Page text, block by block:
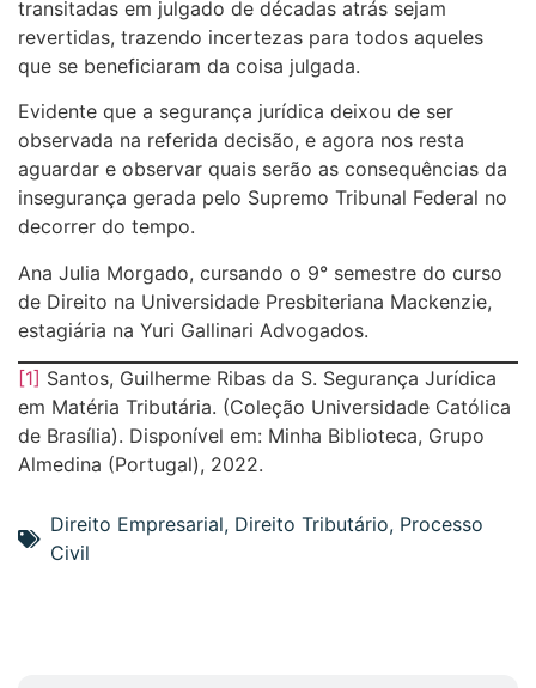
transitadas em julgado de décadas atrás sejam
revertidas, trazendo incertezas para todos aqueles
que se beneficiaram da coisa julgada.
Evidente que a segurança jurídica deixou de ser
observada na referida decisão, e agora nos resta
aguardar e observar quais serão as consequências da
insegurança gerada pelo Supremo Tribunal Federal no
decorrer do tempo.
Ana Julia Morgado, cursando o 9° semestre do curso
de Direito na Universidade Presbiteriana Mackenzie,
estagiária na Yuri Gallinari Advogados.
[1] Santos, Guilherme Ribas da S. Segurança Jurídica
em Matéria Tributária. (Coleção Universidade Católica
de Brasília). Disponível em: Minha Biblioteca, Grupo
Almedina (Portugal), 2022.
Direito Empresarial, Direito Tributário, Processo
Civil